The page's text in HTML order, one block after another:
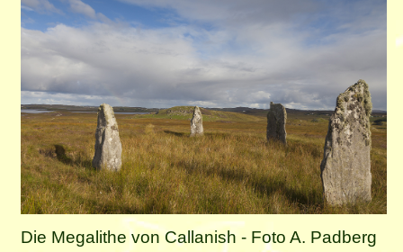
Die Megalithe von Callanish - Foto A. Padberg